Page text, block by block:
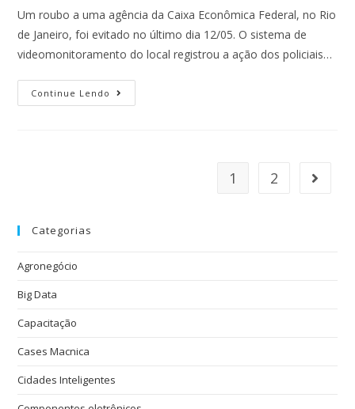
Um roubo a uma agência da Caixa Econômica Federal, no Rio
de Janeiro, foi evitado no último dia 12/05. O sistema de
videomonitoramento do local registrou a ação dos policiais…
Continue Lendo
1 2
Categorias
Agronegócio
Big Data
Capacitação
Cases Macnica
Cidades Inteligentes